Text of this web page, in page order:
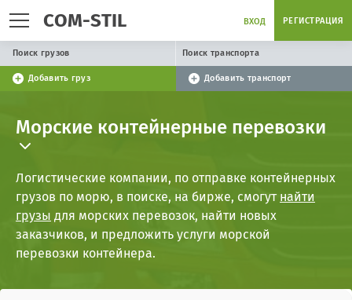
COM-STIL ВХОД РЕГИСТРАЦИЯ
Поиск грузов Поиск транспорта
Добавить груз Добавить транспорт
Морские контейнерные перевозки
Логистические компании, по отправке контейнерных
грузов по морю, в поиске, на бирже, смогут найти
грузы для морских перевозок, найти новых
заказчиков, и предложить услуги морской
перевозки контейнера.